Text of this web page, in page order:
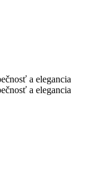
a elegancia
a elegancia